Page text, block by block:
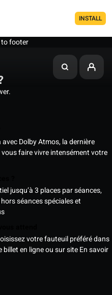
INSTALL
to footer
Dolby Atmos, la dernière
faire vivre intensément votre
jusqu’à 3 places par séances,
séances spéciales et
votre fauteuil préféré dans
billet en ligne ou sur siteEn savoir